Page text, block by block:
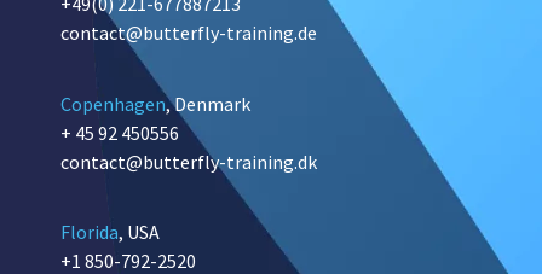
contact@butterfly-training.de
Copenhagen, Denmark
+ 45 92 450556
contact@butterfly-training.dk
Florida, USA
+1 850-792-2520